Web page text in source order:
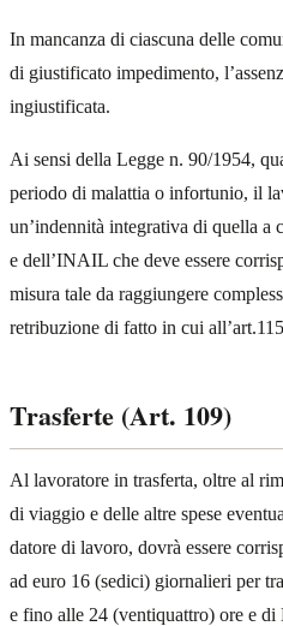
In mancanza di ciascuna delle
di giustificato impedimento,
ingiustificata.
Ai sensi della Legge n. 90/1954,
periodo di malattia o infortunio, il
un’indennità integrativa di quella a
e dell’INAIL che deve essere
misura tale da raggiungere
retribuzione di fatto in cui
Trasferte (Art. 109)
Al lavoratore in trasferta, oltre al
di viaggio e delle altre spese
datore di lavoro, dovrà essere
ad euro 16 (sedici) giornalieri per
e fino alle 24 (ventiquattro) ore e